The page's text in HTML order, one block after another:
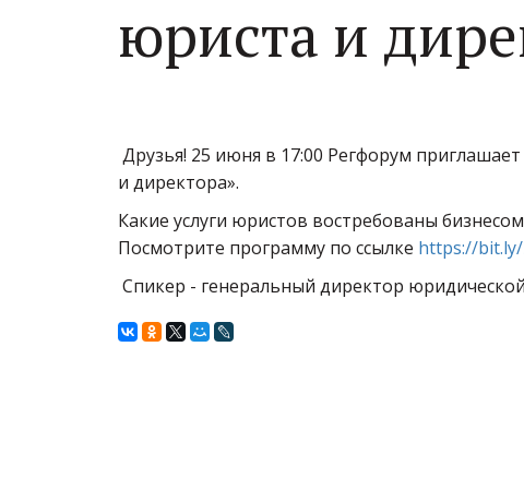
юриста и
Друзья! 25 июня в 17:00 Регфорум
и директора».
Какие услуги юристов востребованы
Посмотрите программу по ссылке https://
Спикер - генеральный директор юридической